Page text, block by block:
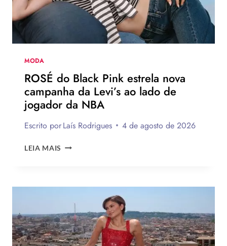
AO
MODA
ROSÉ do Black Pink estrela nova
campanha da Levi’s ao lado de
jogador da NBA
Escrito porLaís Rodrigues 4 de agosto de 2026
LEIA MAIS ROSÉ
ESTRELA
CAMPANHA
DA
LEVI’S
AO